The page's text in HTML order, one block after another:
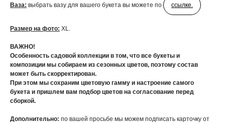
Ваза: выбрать вазу для вашего букета вы можете по ссылке.
Размер на фото: XL.
ВАЖНО!
Особенность садовой коллекции в том, что все букеты и
композиции мы собираем из сезонных цветов, поэтому состав
может быть скорректирован.
При этом мы сохраним цветовую гамму и настроение самого
букета и пришлем вам подбор цветов на согласование перед
сборкой.
Дополнительно: по вашей просьбе мы можем подписать карточку от
ДОБАВЬТЕ ПОДАРОК